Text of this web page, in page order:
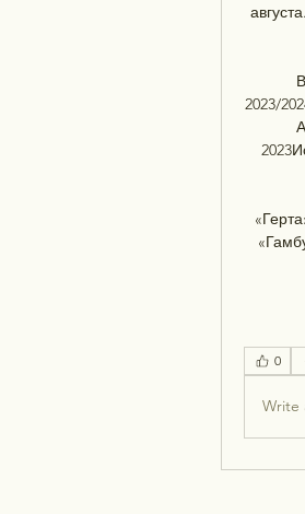
2023/
0
Write